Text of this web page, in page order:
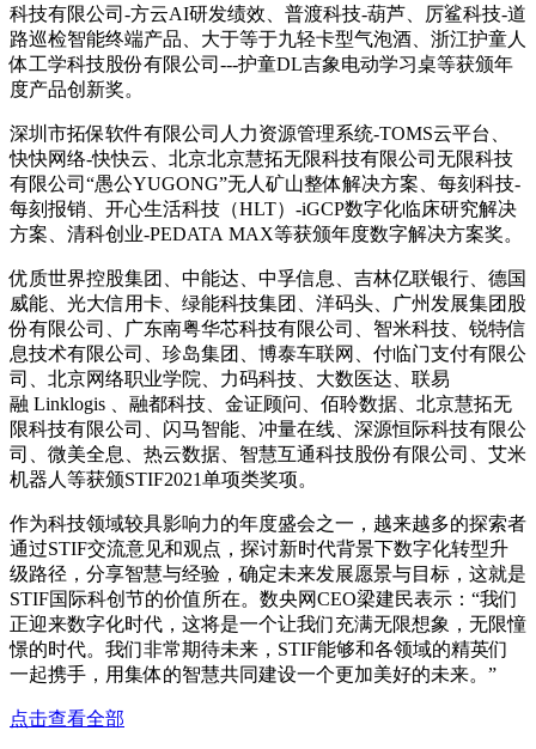
科技有限公司-方云AI研发绩效、普渡科技-葫芦、厉鲨科技-道
路巡检智能终端产品、大于等于九轻卡型气泡酒、浙江护童人
体工学科技股份有限公司---护童DL吉象电动学习桌等获颁年
度产品创新奖。
深圳市拓保软件有限公司人力资源管理系统-TOMS云平台、
快快网络-快快云、北京北京慧拓无限科技有限公司无限科技
有限公司“愚公YUGONG”无人矿山整体解决方案、每刻科技-
每刻报销、开心生活科技（HLT）-iGCP数字化临床研究解决
方案、清科创业-PEDATA MAX等获颁年度数字解决方案奖。
优质世界控股集团、中能达、中孚信息、吉林亿联银行、德国
威能、光大信用卡、绿能科技集团、洋码头、广州发展集团股
份有限公司、广东南粤华芯科技有限公司、智米科技、锐特信
息技术有限公司、珍岛集团、博泰车联网、付临门支付有限公
司、北京网络职业学院、力码科技、大数医达、联易
融 Linklogis 、融都科技、金证顾问、佰聆数据、北京慧拓无
限科技有限公司、闪马智能、冲量在线、深源恒际科技有限公
司、微美全息、热云数据、智慧互通科技股份有限公司、艾米
机器人等获颁STIF2021单项类奖项。
作为科技领域较具影响力的年度盛会之一，越来越多的探索者
通过STIF交流意见和观点，探讨新时代背景下数字化转型升
级路径，分享智慧与经验，确定未来发展愿景与目标，这就是
STIF国际科创节的价值所在。数央网CEO梁建民表示：“我们
正迎来数字化时代，这将是一个让我们充满无限想象，无限憧
憬的时代。我们非常期待未来，STIF能够和各领域的精英们
一起携手，用集体的智慧共同建设一个更加美好的未来。”
点击查看全部